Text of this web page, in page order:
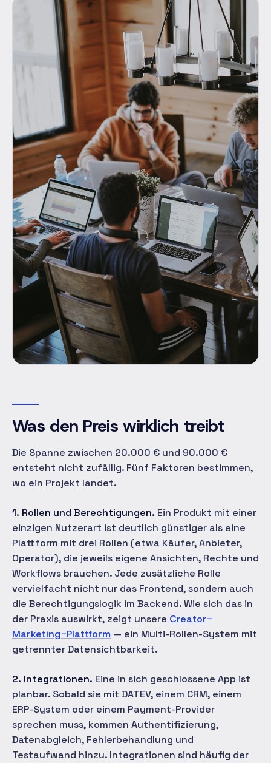
Was den Preis wirklich treibt
Die Spanne zwischen 20.000 € und 90.000 €
entsteht nicht zufällig. Fünf Faktoren bestimmen,
wo ein Projekt landet.
1. Rollen und Berechtigungen. Ein Produkt mit einer
einzigen Nutzerart ist deutlich günstiger als eine
Plattform mit drei Rollen (etwa Käufer, Anbieter,
Operator), die jeweils eigene Ansichten, Rechte und
Workflows brauchen. Jede zusätzliche Rolle
vervielfacht nicht nur das Frontend, sondern auch
die Berechtigungslogik im Backend. Wie sich das in
der Praxis auswirkt, zeigt unsere Creator-
Marketing-Plattform — ein Multi-Rollen-System mit
getrennter Datensichtbarkeit.
2. Integrationen. Eine in sich geschlossene App ist
planbar. Sobald sie mit DATEV, einem CRM, einem
ERP-System oder einem Payment-Provider
sprechen muss, kommen Authentifizierung,
Datenabgleich, Fehlerbehandlung und
Testaufwand hinzu. Integrationen sind häufig der